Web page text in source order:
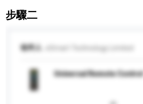
步驟二
收件人
Universal Remote Control